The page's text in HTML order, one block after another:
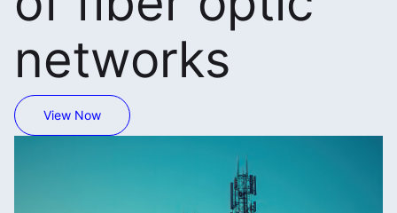
networks
View Now